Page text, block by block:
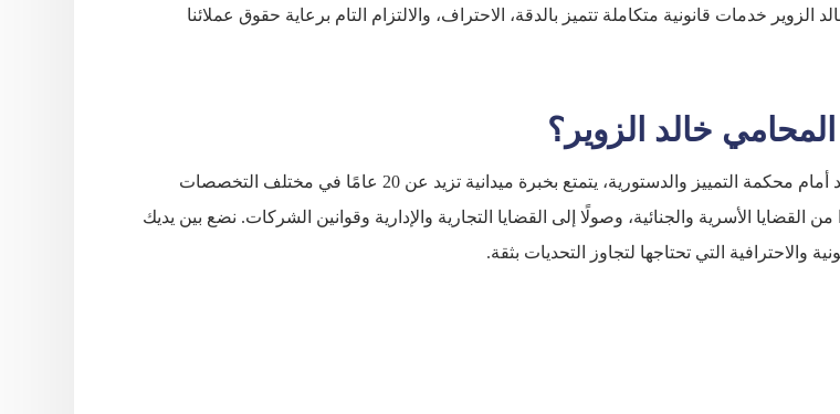
خدمات قانونية متكاملة تتميز بالدقة، الاحتراف، والالتزام التام برعاية حقوق عملائنا
خالد الزوير؟
محامي معتمد أمام محكمة التمييز والدستورية، يتمتع بخبرة ميدانية تزيد عن 20 عامًا في مختلف التخصصات
من القضايا الأسرية والجنائية، وصولًا إلى القضايا التجارية والإدارية وقوانين الشركات. نضع بين يديك
والاحترافية التي تحتاجها لتجاوز التحديات بثقة.